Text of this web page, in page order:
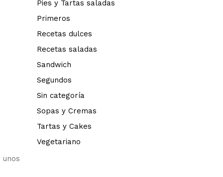
Pies y Tartas saladas
Primeros
Recetas dulces
Recetas saladas
Sandwich
Segundos
Sin categoría
Sopas y Cremas
Tartas y Cakes
Vegetariano